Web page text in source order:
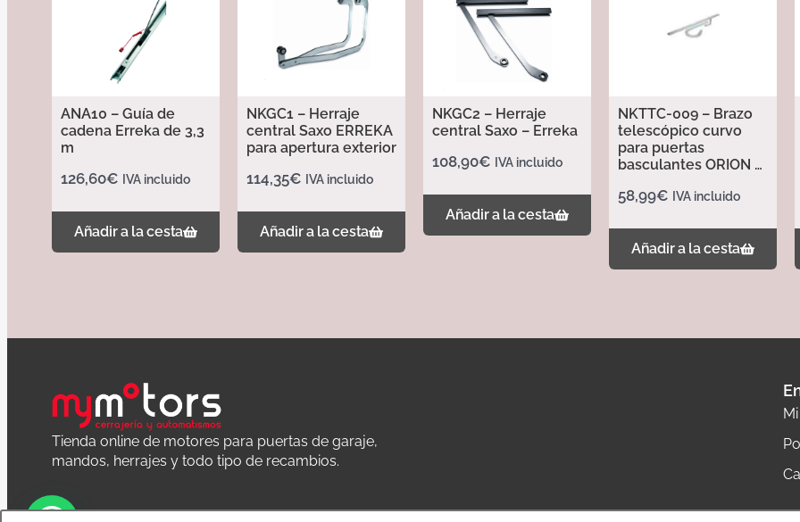
ANA10 – Guía de
cadena Erreka de 3,3
m
126,60€ IVA incluido
Añadir a la cesta
NKGC1 – Herraje
central Saxo ERREKA
para apertura exterior
114,35€ IVA incluido
Añadir a la cesta
NKGC2 – Herraje
central Saxo – Erreka
108,90€ IVA incluido
Añadir a la cesta
NKTTC-009 – Brazo
telescópico curvo
para puertas
basculantes ORION –
58,99€ IVA incluido
Añadir a la cesta
Tienda online de motores para puertas de garaje,
mandos, herrajes y todo tipo de recambios.